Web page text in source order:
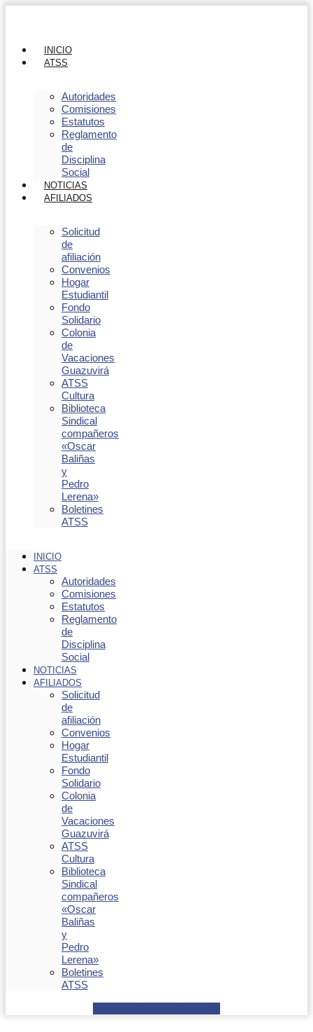
INICIO
ATSS
Autoridades
Comisiones
Estatutos
Reglamento
de
Disciplina
Social
NOTICIAS
AFILIADOS
Solicitud
de
afiliación
Convenios
Hogar
Estudiantil
Fondo
Solidario
Colonia
de
Vacaciones
Guazuvirá
ATSS
Cultura
Biblioteca
Sindical
compañeros
«Oscar
Baliñas
y
Pedro
Lerena»
Boletines
ATSS
INICIO
ATSS
Autoridades
Comisiones
Estatutos
Reglamento
de
Disciplina
Social
NOTICIAS
AFILIADOS
Solicitud
de
afiliación
Convenios
Hogar
Estudiantil
Fondo
Solidario
Colonia
de
Vacaciones
Guazuvirá
ATSS
Cultura
Biblioteca
Sindical
compañeros
«Oscar
Baliñas
y
Pedro
Lerena»
Boletines
ATSS